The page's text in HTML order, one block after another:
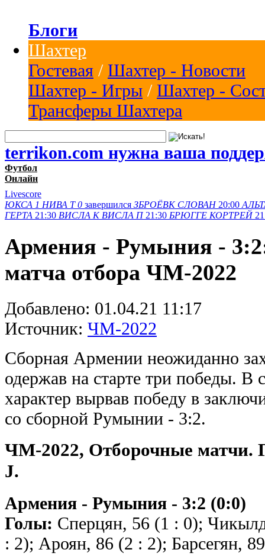
Блоги
Шахтер
Гостевая / Шахтер - Новости
Шахтер - Игры / Шахтер -
Трансферы Шахтера
terrikon.com нужна ваша
Футбол
Онлайн
Livescore
ЮКСА 1 НИВА Т 0 завершился ЗБРОЁВК СЛОВАН 20:00
ГЕРТА 21:30 ВИСЛА K ВИСЛА П 21:30 БРЮГГЕ КОРТРЕЙ
Армения - Румыния - 3:2:
матча отбора ЧМ-2022
Добавлено: 01.04.21 11:17
Источник: ЧМ-2022
Сборная Армении неожиданно
одержав на старте три победы. В
характер вырвав победу в
со сборной Румынии - 3:2.
ЧМ-2022, Отборочные матчи.
J.
Армения - Румыния - 3:2 (0:0)
Голы: Сперцян, 56 (1 : 0);
: 2); Ароян, 86 (2 : 2); Барсегян,